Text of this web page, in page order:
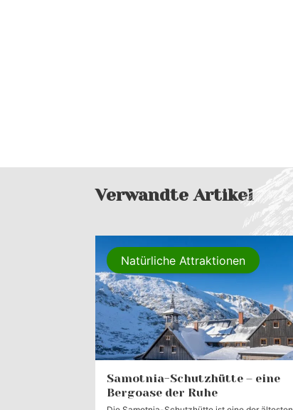
Verwandte Artikel
Samotnia-Schutzhütte – eine
Bergoase der Ruhe
Natürliche Attraktionen